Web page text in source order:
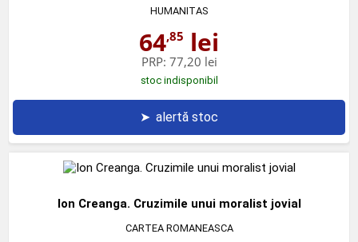
HUMANITAS
64,85 lei
PRP: 77,20 lei
stoc indisponibil
➤ alertă stoc
Ion Creanga. Cruzimile unui moralist jovial
CARTEA ROMANEASCA